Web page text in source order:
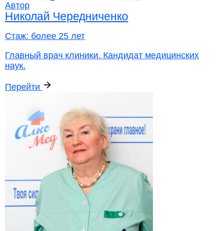
Автор
Николай Чередниченко
Стаж: более 25 лет
Главный врач клиники. Кандидат медицинских
наук.
Перейти